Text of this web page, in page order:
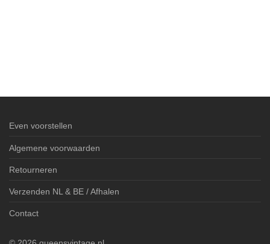
Even voorstellen
Algemene voorwaarden
Retourneren
Verzenden NL & BE / Afhalen
Contact